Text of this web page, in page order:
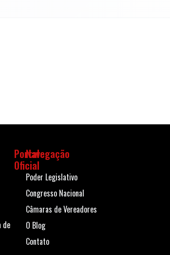
Portal
Oficial
de
Navegação
Poder Legislativo
Congresso Nacional
Câmaras de Vereadores
O Blog
Contato